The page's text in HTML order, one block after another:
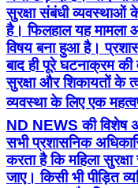
व्यवस्था के लिए एक
ND NEWS की विशेष
सभी प्रशासनिक
करता है कि महिला
जाए। किसी भी पीड़ित
साथ सुनना और निष्पक्ष
मूल जिम्मेदारी है। यदि
उसकी सुरक्षा सुनिश्चित
होना चाहिए। "न्याय
और विश्वास तीनों